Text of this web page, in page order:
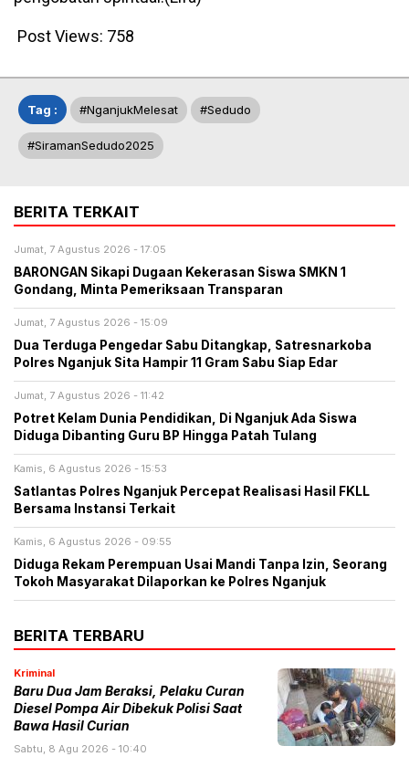
Post Views: 758
Tag : #NganjukMelesat #Sedudo
#SiramanSedudo2025
BERITA TERKAIT
Jumat, 7 Agustus 2026 - 17:05
BARONGAN Sikapi Dugaan Kekerasan Siswa SMKN 1
Gondang, Minta Pemeriksaan Transparan
Jumat, 7 Agustus 2026 - 15:09
Dua Terduga Pengedar Sabu Ditangkap, Satresnarkoba
Polres Nganjuk Sita Hampir 11 Gram Sabu Siap Edar
Jumat, 7 Agustus 2026 - 11:42
Potret Kelam Dunia Pendidikan, Di Nganjuk Ada Siswa
Diduga Dibanting Guru BP Hingga Patah Tulang
Kamis, 6 Agustus 2026 - 15:53
Satlantas Polres Nganjuk Percepat Realisasi Hasil FKLL
Bersama Instansi Terkait
Kamis, 6 Agustus 2026 - 09:55
Diduga Rekam Perempuan Usai Mandi Tanpa Izin, Seorang
Tokoh Masyarakat Dilaporkan ke Polres Nganjuk
BERITA TERBARU
Kriminal
Baru Dua Jam Beraksi, Pelaku Curan
Diesel Pompa Air Dibekuk Polisi Saat
Bawa Hasil Curian
Sabtu, 8 Agu 2026 - 10:40